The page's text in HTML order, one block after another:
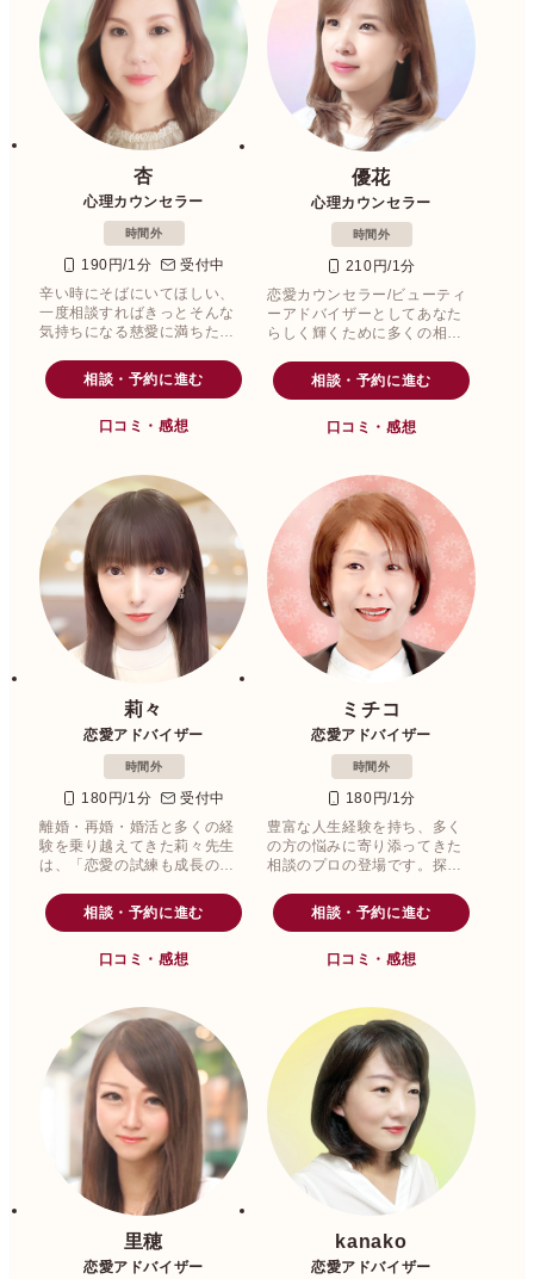
杏
心理カウンセラー
時間外
190円/1分
受付中
辛い時にそばにいてほしい、
一度相談すればきっとそんな
気持ちになる慈愛に満ちたア
相談・予約に進む
口コミ・感想
優花
心理カウンセラー
時間外
210円/1分
恋愛カウンセラー/ビューティ
ーアドバイザーとしてあなた
らしく輝くために多くの相談
い方向へアドバイスしてこら
れた優花（ゆうか）先生。
相談・予約に進む
口コミ・感想
莉々
恋愛アドバイザー
時間外
180円/1分
受付中
離婚・再婚・婚活と多くの経
験を乗り越えてきた莉々先生
は、「恋愛の試練も成長の
を持ち、悩める心に寄り添う
温かなアドバイスが魅力で
相談・予約に進む
口コミ・感想
ミチコ
恋愛アドバイザー
時間外
180円/1分
豊富な人生経験を持ち、多く
の方の悩みに寄り添ってきた
相談のプロの登場です。探偵
活動し、結婚相談や夫婦問
題、不倫相談にも精通。
相談・予約に進む
口コミ・感想
里穂
恋愛アドバイザー
kanako
恋愛アドバイザー